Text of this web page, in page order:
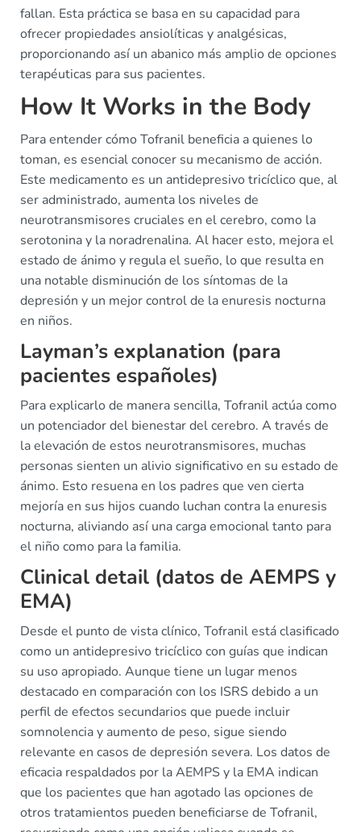
fallan. Esta práctica se basa en su capacidad para
ofrecer propiedades ansiolíticas y analgésicas,
proporcionando así un abanico más amplio de opciones
terapéuticas para sus pacientes.
How It Works in the Body
Para entender cómo Tofranil beneficia a quienes lo
toman, es esencial conocer su mecanismo de acción.
Este medicamento es un antidepresivo tricíclico que, al
ser administrado, aumenta los niveles de
neurotransmisores cruciales en el cerebro, como la
serotonina y la noradrenalina. Al hacer esto, mejora el
estado de ánimo y regula el sueño, lo que resulta en
una notable disminución de los síntomas de la
depresión y un mejor control de la enuresis nocturna
en niños.
Layman’s explanation (para
pacientes españoles)
Para explicarlo de manera sencilla, Tofranil actúa como
un potenciador del bienestar del cerebro. A través de
la elevación de estos neurotransmisores, muchas
personas sienten un alivio significativo en su estado de
ánimo. Esto resuena en los padres que ven cierta
mejoría en sus hijos cuando luchan contra la enuresis
nocturna, aliviando así una carga emocional tanto para
el niño como para la familia.
Clinical detail (datos de AEMPS y
EMA)
Desde el punto de vista clínico, Tofranil está clasificado
como un antidepresivo tricíclico con guías que indican
su uso apropiado. Aunque tiene un lugar menos
destacado en comparación con los ISRS debido a un
perfil de efectos secundarios que puede incluir
somnolencia y aumento de peso, sigue siendo
relevante en casos de depresión severa. Los datos de
eficacia respaldados por la AEMPS y la EMA indican
que los pacientes que han agotado las opciones de
otros tratamientos pueden beneficiarse de Tofranil,